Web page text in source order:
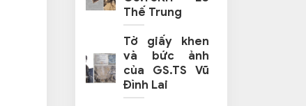
Thế Trung
Tờ giấy khen
và bức ảnh
của GS.TS Vũ
Đình Lai